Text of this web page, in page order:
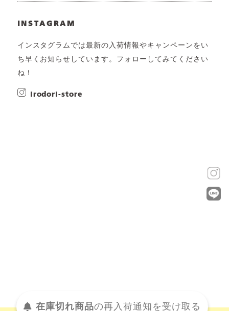
INSTAGRAM
インスタグラムでは最新の入荷情報やキャンペーンをい
ち早くお知らせしています。フォローしてみてください
ね！
irodori-store
在庫切れ商品の再入荷通知を 受け取る